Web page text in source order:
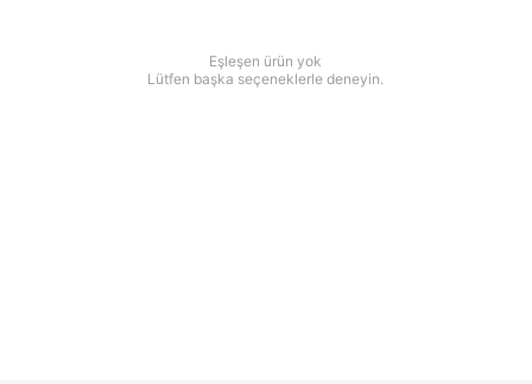
Eşleşen ürün yok
Lütfen başka seçeneklerle deneyin.